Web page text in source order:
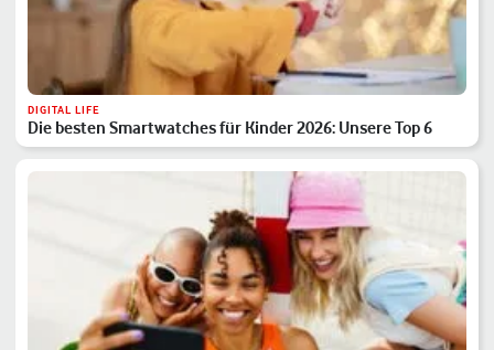
DIGITAL LIFE
Die besten Smartwatches für Kinder 2026: Unsere Top 6